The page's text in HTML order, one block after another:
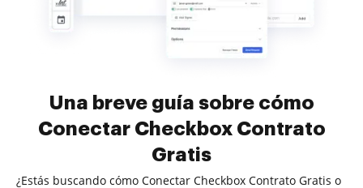
Una breve guía sobre cómo
Conectar Checkbox Contrato
Gratis
¿Estás buscando cómo Conectar Checkbox Contrato Gratis o